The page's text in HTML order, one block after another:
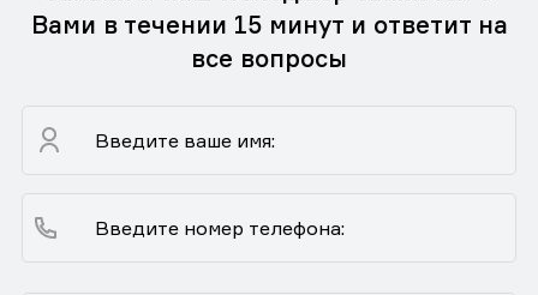
Вами в течении 15 минут и ответит на
все вопросы